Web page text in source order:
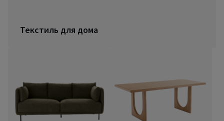
Текстиль для дома